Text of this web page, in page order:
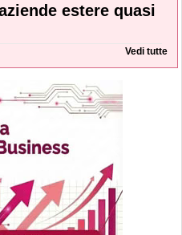
estere quasi
Vedi tutte